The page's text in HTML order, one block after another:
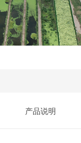
产品说明